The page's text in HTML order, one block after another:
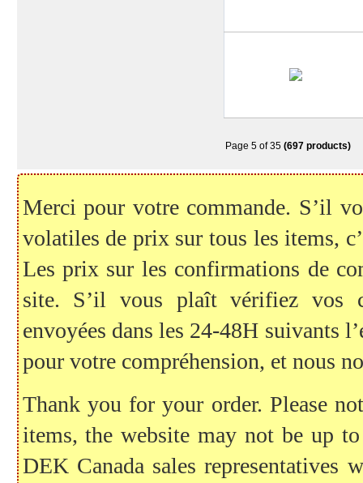
Page 5 of 35 (697 products)
Merci pour votre commande. S’il
volatiles de prix sur tous les items,
Les prix sur les confirmations de
site. S’il vous plaît vérifiez vos
envoyées dans les 24-48H suivants
pour votre compréhension, et nous
Thank you for your order. Please
items, the website may not be up
DEK Canada sales representatives